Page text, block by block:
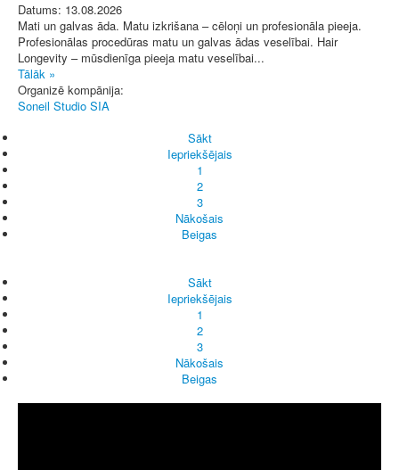
Datums: 13.08.2026
Mati un galvas āda. Matu izkrišana – cēloņi un profesionāla pieeja.
Profesionālas procedūras matu un galvas ādas veselībai. Hair
Longevity – mūsdienīga pieeja matu veselībai...
Tālāk »
Organizē kompānija:
Soneil Studio SIA
Sākt
Iepriekšējais
1
2
3
Nākošais
Beigas
Sākt
Iepriekšējais
1
2
3
Nākošais
Beigas